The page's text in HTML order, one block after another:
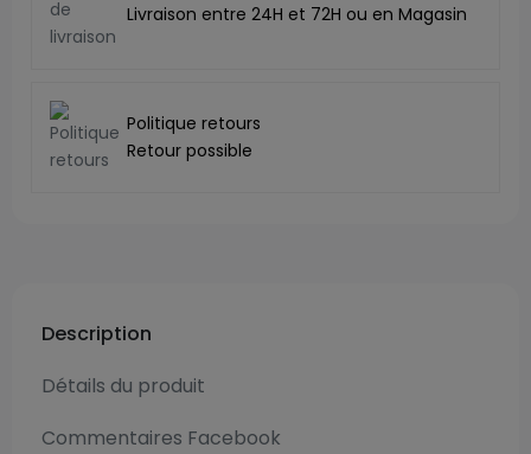
Livraison entre 24H et 72H ou en Magasin
Politique retours
Retour possible
Description
Détails du produit
Commentaires Facebook